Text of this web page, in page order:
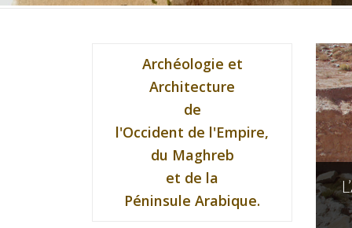
Archéologie et
Architecture
de
l'Occident de l'Empire,
du Maghreb
et de la
Péninsule Arabique.